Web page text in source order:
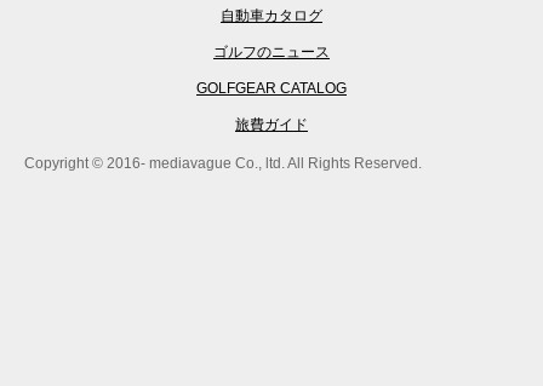
自動車カタログ
ゴルフのニュース
GOLFGEAR CATALOG
旅費ガイド
Copyright © 2016- mediavague Co., ltd. All Rights Reserved.